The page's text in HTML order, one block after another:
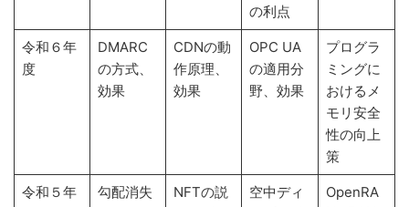
の利点
令和６年
度
DMARC
の方式、
効果
CDNの動
作原理、
効果
OPC UA
の適用分
野、効果
プログラ
ミングに
おけるメ
モリ安全
性の向上
策
令和５年
勾配消失
NFTの説
空中ディ
OpenRA